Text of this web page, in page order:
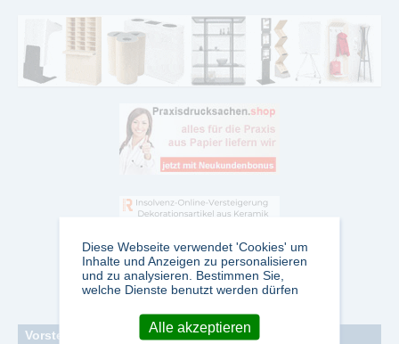
Vorstellung einzelner Zeitschriften
Diese Webseite verwendet 'Cookies' um
Inhalte und Anzeigen zu personalisieren
und zu analysieren. Bestimmen Sie,
welche Dienste benutzt werden dürfen
Alle akzeptieren